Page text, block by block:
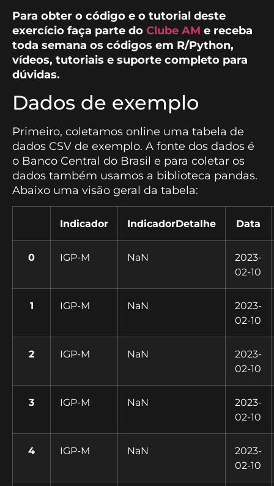
Para obter o código e o tutorial deste
exercício faça parte do Clube AM e receba
toda semana os códigos em R/Python,
vídeos, tutoriais e suporte completo para
dúvidas.
Dados de exemplo
Primeiro, coletamos online uma tabela de
dados CSV de exemplo. A fonte dos dados é
o Banco Central do Brasil e para coletar os
dados também usamos a biblioteca pandas.
Abaixo uma visão geral da tabela:
Indicador IndicadorDetalhe Data
0 IGP-M NaN
2023-
02-10
1 IGP-M NaN
2023-
02-10
2 IGP-M NaN
2023-
02-10
3 IGP-M NaN
2023-
02-10
4 IGP-M NaN
2023-
02-10